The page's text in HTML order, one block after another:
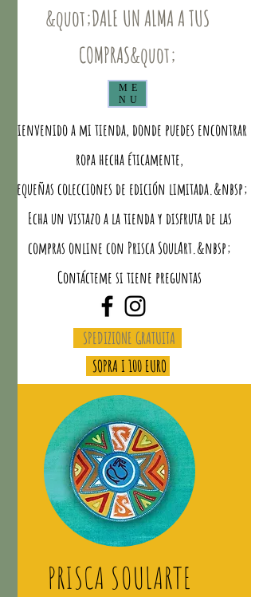
SPEDIZIONE GRATUITA
ME
NU
PRISCA SOULARTE
&quot;DALE UN ALMA A TUS
COMPRAS&quot;
Bienvenido a mi tienda, donde puedes encontrar
ropa hecha éticamente,
pequeñas colecciones de edición limitada.&nbsp;
Echa un vistazo a la tienda y disfruta de las
compras online con Prisca SoulArt.&nbsp;
Contácteme si tiene preguntas
SOPRA I 100 EURO